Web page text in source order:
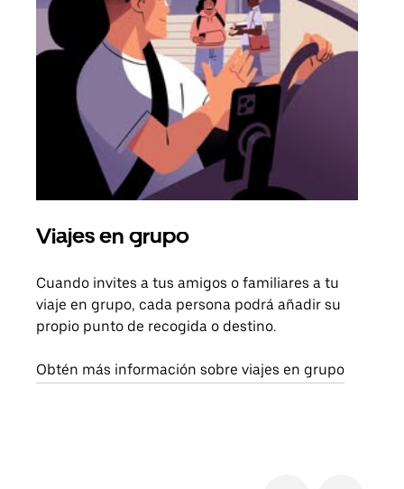
Viajes en grupo
Cuando invites a tus amigos o familiares a tu
viaje en grupo, cada persona podrá añadir su
propio punto de recogida o destino.
Obtén más información sobre viajes en grupo